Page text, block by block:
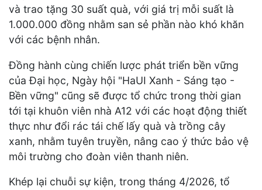
và trao tặng 30 suất quà, với giá trị mỗi suất là
1.000.000 đồng nhằm san sẻ phần nào khó khăn
với các bệnh nhân.
Đồng hành cùng chiến lược phát triển bền vững
của Đại học, Ngày hội "HaUI Xanh - Sáng tạo -
Bền vững" cũng sẽ được tổ chức trong thời gian
tới tại khuôn viên nhà A12 với các hoạt động thiết
thực như đổi rác tái chế lấy quà và trồng cây
xanh, nhằm tuyên truyền, nâng cao ý thức bảo vệ
môi trường cho đoàn viên thanh niên.
Khép lại chuỗi sự kiện, trong tháng 4/2026, tổ